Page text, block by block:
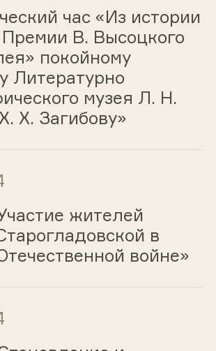
час «Из истории
Премии В. Высоцкого
покойному
Литературно
музея Л. Н.
Х. Загибову»
жителей
в
войне»